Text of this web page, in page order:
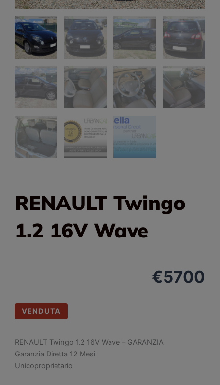
RENAULT Twingo
1.2 16V Wave
€5700
VENDUTA
RENAULT Twingo 1.2 16V Wave – GARANZIA
Garanzia Diretta 12 Mesi
Unicoproprietario